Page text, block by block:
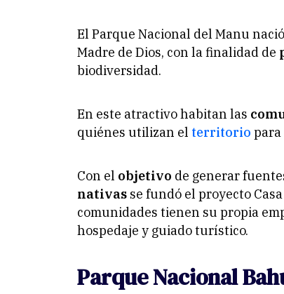
El Parque Nacional del Manu
Madre de Dios, con la finalidad de
biodiversidad.
En este atractivo habitan las
quiénes utilizan el territorio para
Con el objetivo de generar
nativas se fundó el proyecto
comunidades tienen su propia
hospedaje y guiado turístico.
Parque Nacional